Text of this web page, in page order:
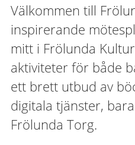
Välkommen till
inspirerande
mitt i Frölunda
aktiviteter för både
ett brett utbud av
digitala tjänster,
Frölunda Torg.